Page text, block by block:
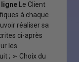
ligne Le Client
à chaque
réaliser sa
ci-après
les
; ➢ Choix du